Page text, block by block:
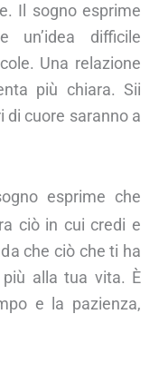
Il sogno esprime
un’idea difficile
Una relazione
più chiara. Sii
di cuore saranno a
esprime che
ciò in cui credi e
che ciò che ti ha
alla tua vita. È
e la pazienza,